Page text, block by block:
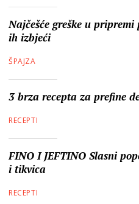
Najčešće greške u
ih izbjeći
ŠPAJZA
3 brza recepta za prefine
RECEPTI
FINO I JEFTINO Slasni
i tikvica
RECEPTI